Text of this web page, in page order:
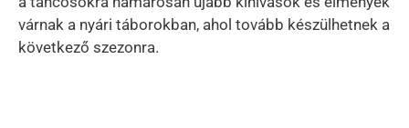
várnak a nyári táborokban, ahol tovább készülhetnek a
következő szezonra.